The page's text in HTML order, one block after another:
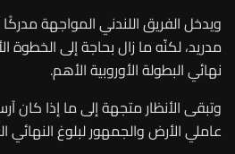
ويدخل الفريق اللندني المواجهة
مدريد، لكنّه ما زال بحاجة إلى الخطوة
نهائي البطولة الأوروبية الأهم.
وتبقى الأنظار متجهة إلى ما إذا كان
عاملي الأرض والجمهور لبلوغ النهائي